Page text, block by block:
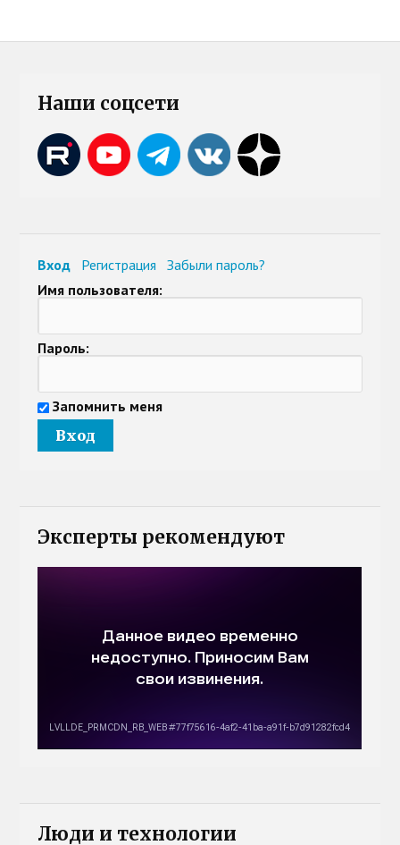
Наши соцсети
Вход Регистрация
Забыли пароль?
Имя пользователя:
Пароль:
Запомнить меня
Эксперты рекомендуют
Люди и технологии